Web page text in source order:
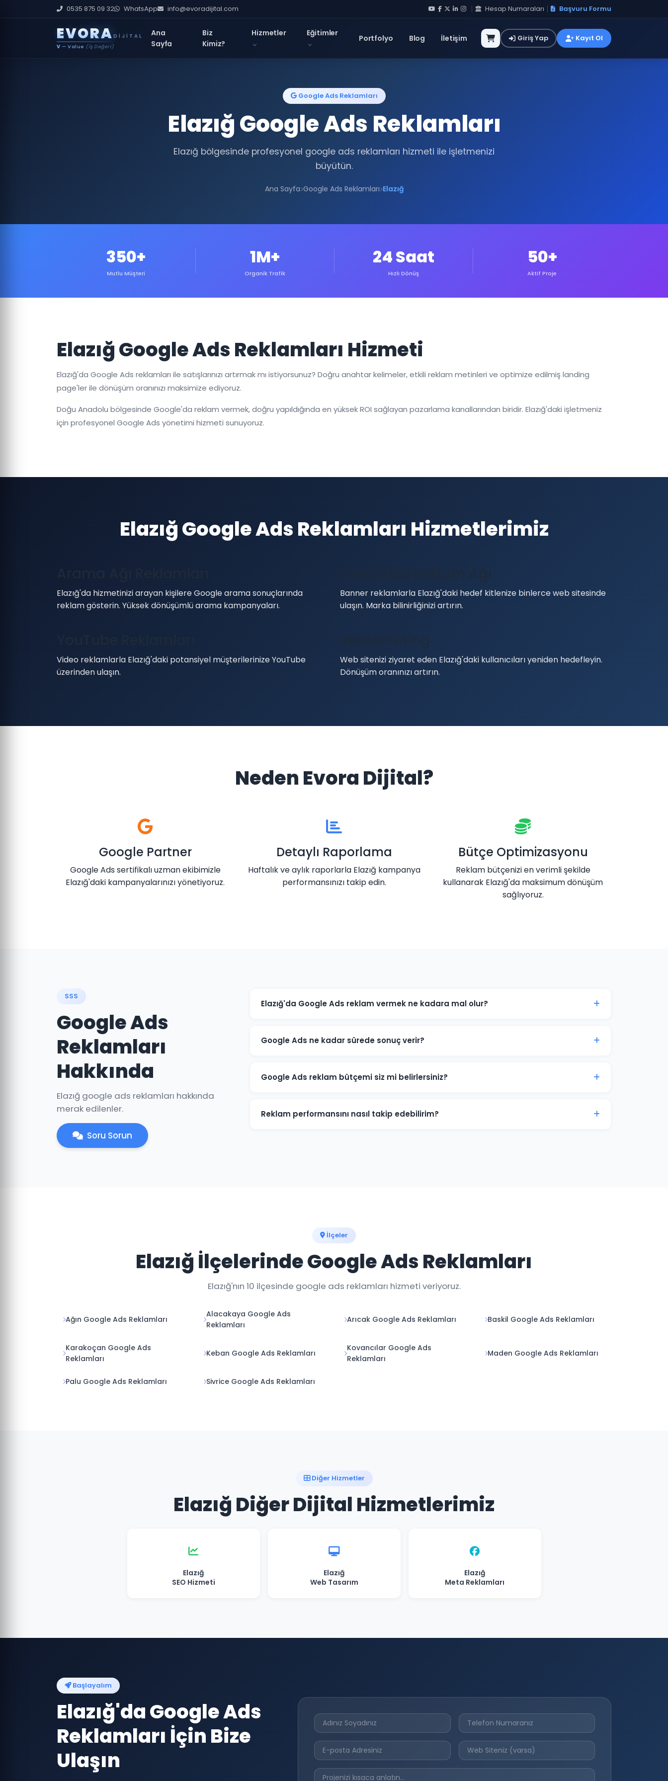
0535 875 09 32 WhatsApp info@evoradijital.com Hesap Numaraları Başvuru Formu
EVORA DIJITAL
V — Value (İş Değeri)
Ana
Sayfa
Biz
Kimiz?
Hizmetler Eğitimler
Portfolyo Blog İletişim Giriş Yap Kayıt Ol
Google Ads Reklamları
Elazığ Google Ads Reklamları
Elazığ bölgesinde profesyonel google ads reklamları hizmeti ile işletmenizi
büyütün.
Ana Sayfa Google Ads Reklamları Elazığ
350+
Mutlu Müşteri
1M+
Organik Trafik
24 Saat
Hızlı Dönüş
50+
Aktif Proje
Elazığ Google Ads Reklamları Hizmeti
Elazığ'da Google Ads reklamları ile satışlarınızı artırmak mı istiyorsunuz? Doğru anahtar kelimeler, etkili reklam metinleri ve optimize edilmiş landing
page'ler ile dönüşüm oranınızı maksimize ediyoruz.
Doğu Anadolu bölgesinde Google'da reklam vermek, doğru yapıldığında en yüksek ROI sağlayan pazarlama kanallarından biridir. Elazığ'daki işletmeniz
için profesyonel Google Ads yönetimi hizmeti sunuyoruz.
Elazığ Google Ads Reklamları Hizmetlerimiz
Elazığ'da hizmetinizi arayan kişilere Google arama sonuçlarında
reklam gösterin. Yüksek dönüşümlü arama kampanyaları.
Banner reklamlarla Elazığ'daki hedef kitlenize binlerce web sitesinde
ulaşın. Marka bilinirliğinizi artırın.
Video reklamlarla Elazığ'daki potansiyel müşterilerinize YouTube
üzerinden ulaşın.
Web sitenizi ziyaret eden Elazığ'daki kullanıcıları yeniden hedefleyin.
Dönüşüm oranınızı artırın.
Neden Evora Dijital?
Google Partner
Google Ads sertifikalı uzman ekibimizle
Elazığ'daki kampanyalarınızı yönetiyoruz.
Detaylı Raporlama
Haftalık ve aylık raporlarla Elazığ kampanya
performansınızı takip edin.
Bütçe Optimizasyonu
Reklam bütçenizi en verimli şekilde
kullanarak Elazığ'da maksimum dönüşüm
sağlıyoruz.
SSS
Google Ads
Reklamları
Hakkında
Elazığ google ads reklamları hakkında
merak edilenler.
Soru Sorun
Elazığ'da Google Ads reklam vermek ne kadara mal olur?
işletmeniz için minimum bütçe önerisi ve tahmini sonuçları ücretsiz danışmanlıkta paylaşabiliriz.
Google Ads ne kadar sürede sonuç verir?
kampanya başladığı gün almaya başlarsınız. Optimizasyon süreci 2-4 hafta sürer.
Google Ads reklam bütçemi siz mi belirlersiniz?
zaman sizindir.
Reklam performansını nasıl takip edebilirim?
İlçeler
Elazığ İlçelerinde Google Ads Reklamları
Elazığ'nın 10 ilçesinde google ads reklamları hizmeti veriyoruz.
Ağın Google Ads Reklamları
Alacakaya Google Ads
Reklamları
Arıcak Google Ads Reklamları Baskil Google Ads Reklamları
Karakoçan Google Ads
Reklamları
Keban Google Ads Reklamları
Kovancılar Google Ads
Reklamları
Maden Google Ads Reklamları
Palu Google Ads Reklamları Sivrice Google Ads Reklamları
Diğer Hizmetler
Elazığ Diğer Dijital Hizmetlerimiz
Elazığ
SEO Hizmeti
Elazığ
Web Tasarım
Elazığ
Meta Reklamları
Başlayalım
Elazığ'da Google Ads
Reklamları İçin Bize
Ulaşın